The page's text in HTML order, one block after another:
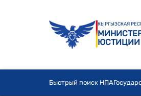
КЫРГЫЗСКАЯ
ЮСТИЦИИ
Быстрый поиск НПА